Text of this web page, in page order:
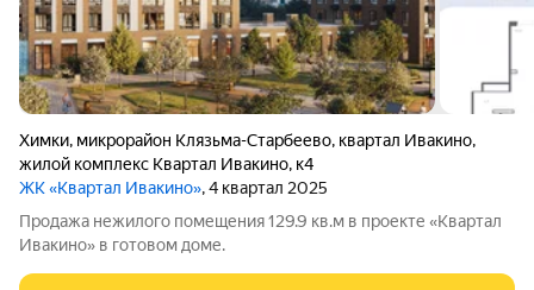
Химки, микрорайон Клязьма-Старбеево, квартал Ивакино,
жилой комплекс Квартал Ивакино, к4
ЖК «Квартал Ивакино», 4 квартал 2025
Продажа нежилого помещения 129.9 кв.м в проекте «Квартал
Ивакино» в готовом доме.